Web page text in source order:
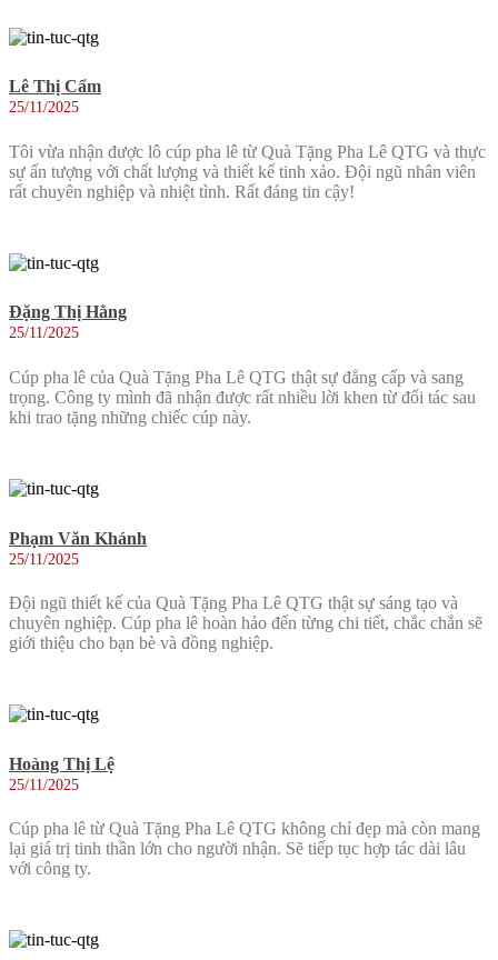
Lê Thị Cẩm
25/11/2025
Tôi vừa nhận được lô cúp pha lê từ Quà Tặng Pha Lê QTG và thực
sự ấn tượng với chất lượng và thiết kế tinh xảo. Đội ngũ nhân viên
rất chuyên nghiệp và nhiệt tình. Rất đáng tin cậy!
Đặng Thị Hằng
25/11/2025
Cúp pha lê của Quà Tặng Pha Lê QTG thật sự đẳng cấp và sang
trọng. Công ty mình đã nhận được rất nhiều lời khen từ đối tác sau
khi trao tặng những chiếc cúp này.
Phạm Văn Khánh
25/11/2025
Đội ngũ thiết kế của Quà Tặng Pha Lê QTG thật sự sáng tạo và
chuyên nghiệp. Cúp pha lê hoàn hảo đến từng chi tiết, chắc chắn sẽ
giới thiệu cho bạn bè và đồng nghiệp.
Hoàng Thị Lệ
25/11/2025
Cúp pha lê từ Quà Tặng Pha Lê QTG không chỉ đẹp mà còn mang
lại giá trị tinh thần lớn cho người nhận. Sẽ tiếp tục hợp tác dài lâu
với công ty.